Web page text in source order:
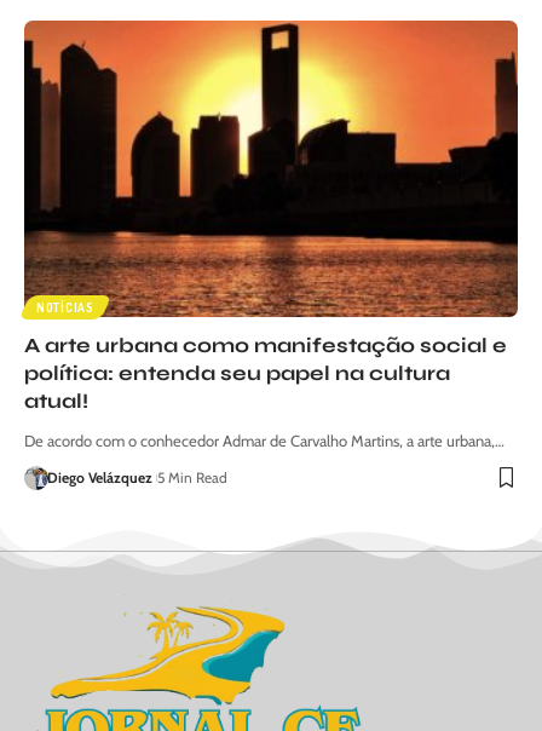
NOTÍCIAS
A arte urbana como manifestação social e
política: entenda seu papel na cultura
atual!
De acordo com o conhecedor Admar de Carvalho Martins, a arte urbana,…
Diego Velázquez 5 Min Read